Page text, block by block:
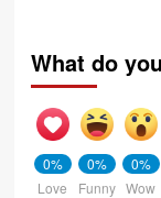
What do
0%
Love
0%
Funny
0%
Wow